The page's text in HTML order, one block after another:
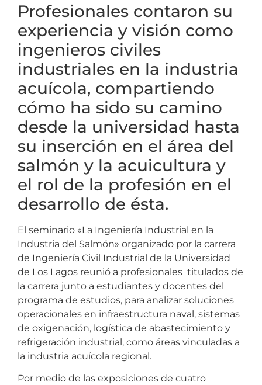
Profesionales contaron su
experiencia y visión como
ingenieros civiles
industriales en la industria
acuícola, compartiendo
cómo ha sido su camino
desde la universidad hasta
su inserción en el área del
salmón y la acuicultura y
el rol de la profesión en el
desarrollo de ésta.
El seminario «La Ingeniería Industrial en la
Industria del Salmón» organizado por la carrera
de Ingeniería Civil Industrial de la Universidad
de Los Lagos reunió a profesionales titulados de
la carrera junto a estudiantes y docentes del
programa de estudios, para analizar soluciones
operacionales en infraestructura naval, sistemas
de oxigenación, logística de abastecimiento y
refrigeración industrial, como áreas vinculadas a
la industria acuícola regional.
Por medio de las exposiciones de cuatro